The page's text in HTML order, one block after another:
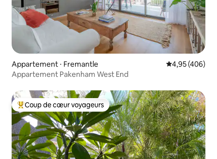
Appartement ⋅ Fremantle Évaluation
4,95 (406)
Appartement Pakenham West End
Coups de cœur voyageurs les plus appréciés
Coup de cœur voyageurs